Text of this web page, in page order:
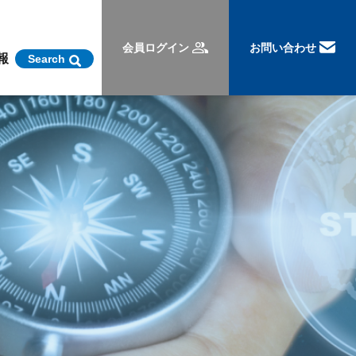
Search
会員ログイン お問い合わせ